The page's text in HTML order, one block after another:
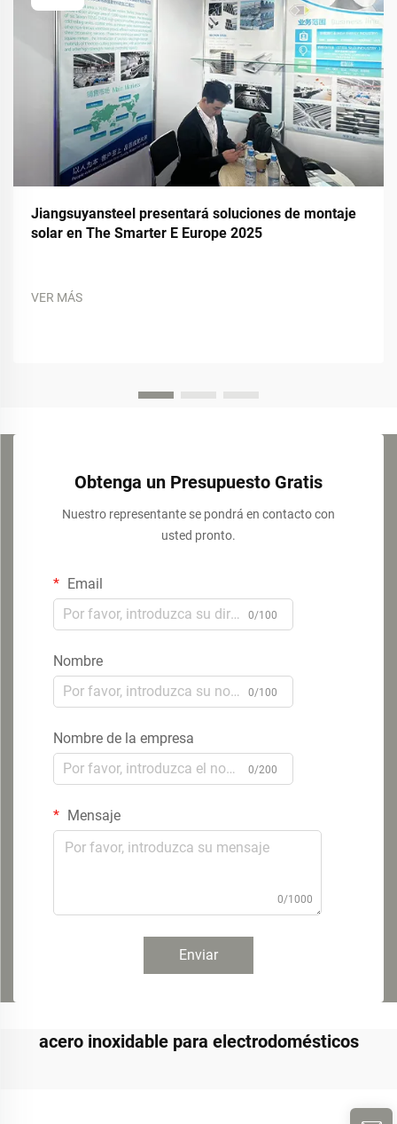
Jiangsuyansteel presentará soluciones de montaje
solar en The Smarter E Europe 2025
VER MÁS
Obtenga un Presupuesto Gratis
Nuestro representante se pondrá en contacto con
usted pronto.
Email
0/100
Nombre
0/100
Nombre de la empresa
0/200
Mensaje
0/1000
Enviar
acero inoxidable para electrodomésticos